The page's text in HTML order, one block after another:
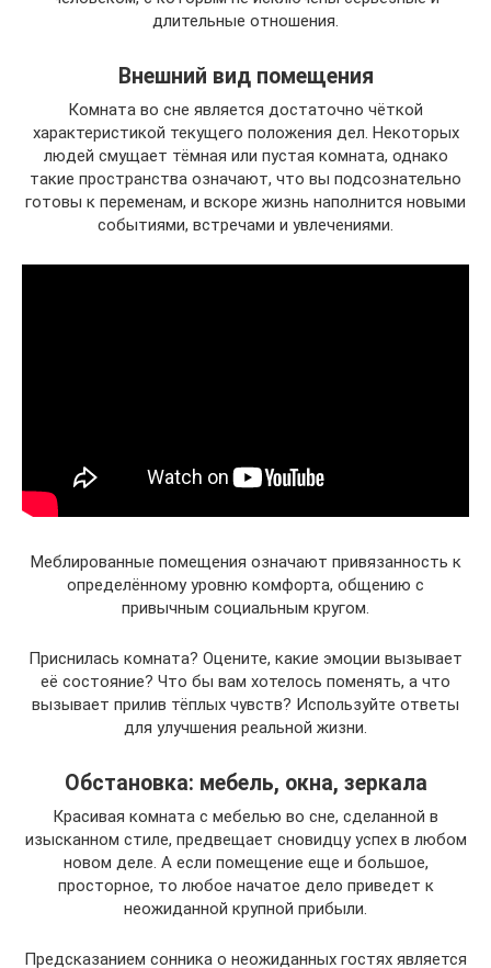
длительные отношения.
Внешний вид помещения
Комната во сне является достаточно чёткой
характеристикой текущего положения дел. Некоторых
людей смущает тёмная или пустая комната, однако
такие пространства означают, что вы подсознательно
готовы к переменам, и вскоре жизнь наполнится новыми
событиями, встречами и увлечениями.
Меблированные помещения означают привязанность к
определённому уровню комфорта, общению с
привычным социальным кругом.
Приснилась комната? Оцените, какие эмоции вызывает
её состояние? Что бы вам хотелось поменять, а что
вызывает прилив тёплых чувств? Используйте ответы
для улучшения реальной жизни.
Обстановка: мебель, окна, зеркала
Красивая комната с мебелью во сне, сделанной в
изысканном стиле, предвещает сновидцу успех в любом
новом деле. А если помещение еще и большое,
просторное, то любое начатое дело приведет к
неожиданной крупной прибыли.
Предсказанием сонника о неожиданных гостях является